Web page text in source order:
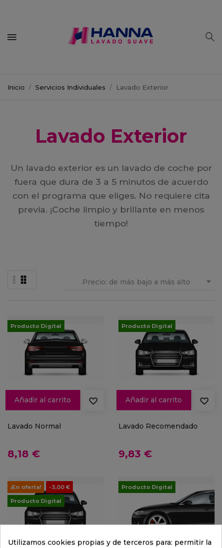
Inicio Servicios Individuales Lavado Exterior
Lavado Exterior
Un lavado exterior es un lavado de coche por
fuera que dura de 3 a 5 minutos de acuerdo
con el programa que eliges. No requiere cita
previa. ¡Coche limpio y brillante en menos
tiempo!
Precio: de más bajo a más alto 
Producto Digital
Añadir al carrito
Lavado Normal
8,18 €
Producto Digital
Añadir al carrito
Lavado Recomendado
9,83 €
¡En oferta!
-3,00 €
Producto Digital
Producto Digital
Utilizamos cookies propias y de terceros para: permitir la